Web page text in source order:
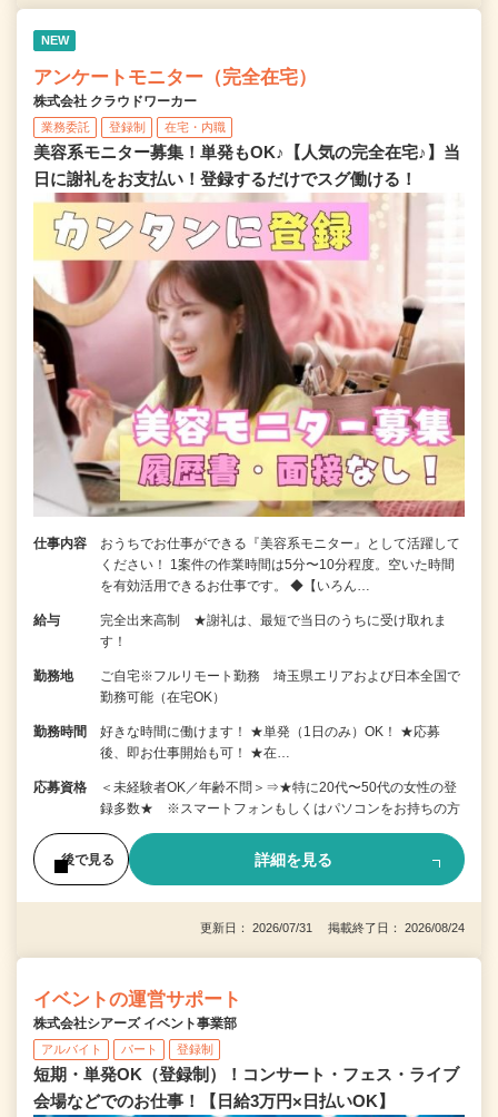
NEW
アンケートモニター（完全在宅）
株式会社 クラウドワーカー
業務委託 登録制 在宅・内職
美容系モニター募集！単発もOK♪【人気の完全在宅♪】当
日に謝礼をお支払い！登録するだけでスグ働ける！
仕事内容
おうちでお仕事ができる『美容系モニター』として活躍して
ください！ 1案件の作業時間は5分〜10分程度。空いた時間
を有効活用できるお仕事です。 ◆【いろん…
給与
完全出来高制 ★謝礼は、最短で当日のうちに受け取れま
す！
勤務地
ご自宅※フルリモート勤務 埼玉県エリアおよび日本全国で
勤務可能（在宅OK）
勤務時間
好きな時間に働けます！ ★単発（1日のみ）OK！ ★応募
後、即お仕事開始も可！ ★在…
応募資格
＜未経験者OK／年齢不問＞⇒★特に20代〜50代の女性の登
録多数★ ※スマートフォンもしくはパソコンをお持ちの方
後で見る 詳細を見る
更新日： 2026/07/31 掲載終了日： 2026/08/24
イベントの運営サポート
株式会社シアーズ イベント事業部
アルバイト パート 登録制
短期・単発OK（登録制）！コンサート・フェス・ライブ
会場などでのお仕事！【日給3万円×日払いOK】